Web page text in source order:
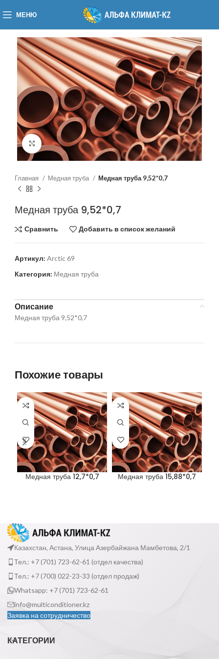
МЕНЮ
Нажмите, чтобы увеличить
Главная Медная труба Медная труба 9,52*0,7
Медная труба 9,52*0,7
Сравнить Добавить в список желаний
Артикул: Arctic 69
Категория: Медная труба
Описание
Медная труба 9,52*0,7
Похожие товары
Медная труба 12,7*0,7 Медная труба 15,88*0,7
Казахстан, Астана, Улица Азербайжана Мамбетова, 2/1
Тел.: +7 (701) 723-62-61 (отдел качества)
Тел.: +7 (700) 022-23-33 (отдел продаж)
Whatsapp: +7 (701) 723-62-61
info@multiconditioner.kz
Заявка на сотрудничество
КАТЕГОРИИ